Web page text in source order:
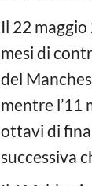
Il 22
mesi di
del
mentre l’11
ottavi di
successiva